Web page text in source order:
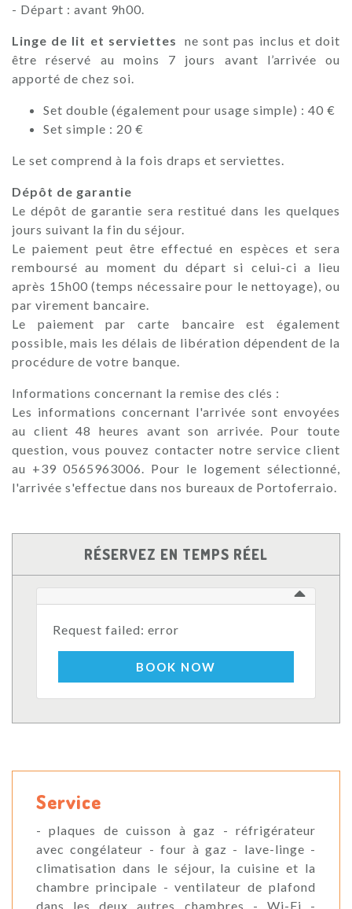
- Départ : avant 9h00.
Linge de lit et serviettes
ne sont pas inclus et doit
être réservé au moins 7 jours avant l’arrivée ou
apporté de chez soi.
Set double (également pour usage simple) : 40 €
Set simple : 20 €
Le set comprend à la fois draps et serviettes.
Dépôt de garantie
Le dépôt de garantie sera restitué dans les quelques
jours suivant la fin du séjour.
Le paiement peut être effectué en espèces et sera
remboursé au moment du départ si celui-ci a lieu
après 15h00 (temps nécessaire pour le nettoyage), ou
par virement bancaire.
Le paiement par carte bancaire est également
possible, mais les délais de libération dépendent de la
procédure de votre banque.
Informations concernant la remise des clés :
Les informations concernant l'arrivée sont envoyées
au client 48 heures avant son arrivée. Pour toute
question, vous pouvez contacter notre service client
au +39 0565963006. Pour le logement sélectionné,
l'arrivée s'effectue dans nos bureaux de Portoferraio.
RÉSERVEZ EN TEMPS RÉEL
Request failed: error
BOOK NOW
Service
- plaques de cuisson à gaz - réfrigérateur
avec congélateur - four à gaz - lave-linge -
climatisation dans le séjour, la cuisine et la
chambre principale - ventilateur de plafond
dans les deux autres chambres - Wi-Fi -